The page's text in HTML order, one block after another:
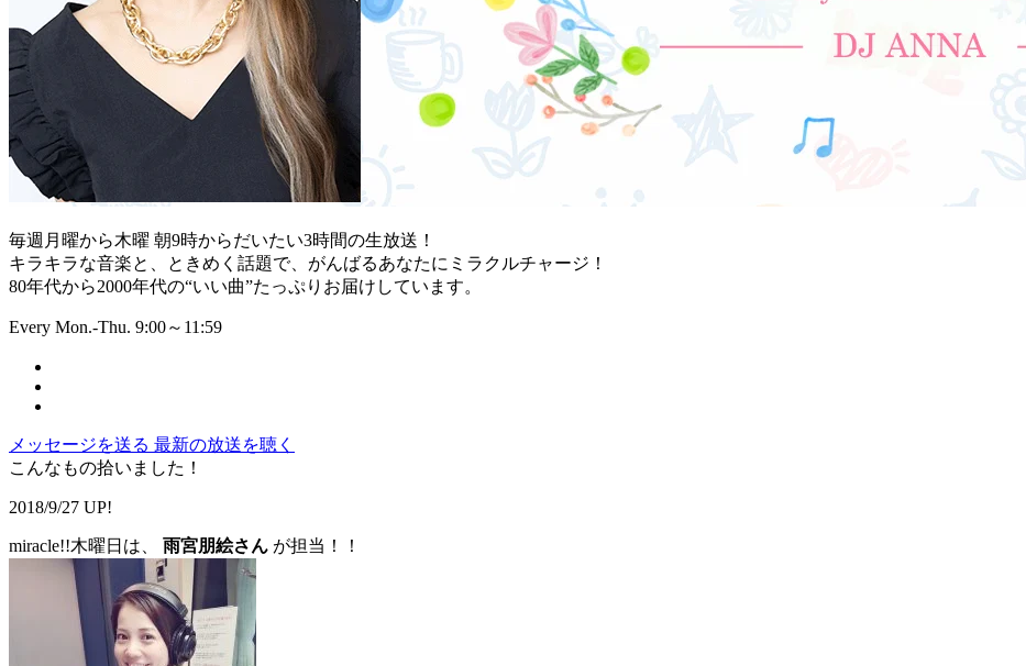
毎週月曜から木曜 朝9時からだいたい3時間の生放送！
キラキラな音楽と、ときめく話題で、がんばるあなたにミラクルチャージ！
80年代から2000年代の“いい曲”たっぷりお届けしています。
Every Mon.-Thu. 9:00～11:59
メッセージを送る 最新の放送を聴く
こんなもの拾いました！
2018/9/27 UP!
miracle!!木曜日は、 雨宮朋絵さん が担当！！